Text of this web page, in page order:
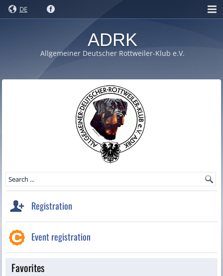
DE
ADRK
Allgemeiner Deutscher Rottweiler-Klub e.V.
Registration
Event registration
Favorites